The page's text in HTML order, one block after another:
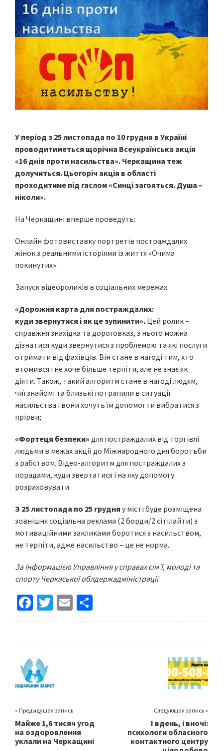
У період з 25 листопада по 10 грудня в Україні
проводитиметься щорічна Всеукраїнська акція
«16 днів проти насильства». Черкащина теж
долучиться. Цьогоріч акція в області
проходитиме під гаслом «Синці загояться. Душа –
ніколи».
На Черкащині вперше проведуть:
Онлайн фотовиставку портретів постраждалих
жінок з реальними історіями із життя «Очима
покинутих».
Запуск відеороликів в соціальних мережах.
«Дорожня карта для постраждалих:
куди звернутися і як це зупинити». Цей ролик –
справжня знахідка та дороговказ, з нього можна
дізнатися куди звернутися з проблемою та які послуги
отримати від фахівців. Він стане в нагоді тим, хто
втомився і не хоче більше терпіти, але не знає як
діяти. Також, такий алгоритм стане в нагоді людям,
чиї знайомі та близькі потрапили в ситуації
насильства і вони хочуть їм допомогти вибратися з
прірви;
«Фортеця безпеки» для постраждалих від торгівлі
людьми в межах акції до Міжнародного дня боротьби
з рабством. Відео-алгоритм для постраждалих з
порадами, куди звертатися і на яку допомогу
розраховувати.
З 25листопада по 25 грудня у місті буде розміщена
зовнішня соціальна реклама (2 борди/2 сітілайти) з
мотиваційними закликами боротися з насильством,
не терпіти, адже насильство – це не норма.
За інформацією Управління у справах сім’ї, молоді та
спорту Черкаської облдержадміністрації
Fa
ce
o
k
T
wi
E
m h
« Предыдущая запись
Майже 1,6 тисяч угод
на оздоровлення
уклали на Черкащині
Следующая запись »
І вдень, і вночі:
психологи обласного
контактного центру